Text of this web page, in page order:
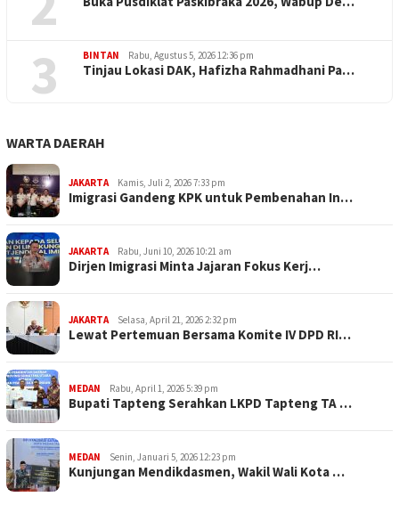
3 BINTAN Rabu, Agustus 5, 2026 12:36 pm
Tinjau Lokasi DAK, Hafizha Rahmadhani Pa…
WARTA DAERAH
JAKARTA Kamis, Juli 2, 2026 7:33 pm
Imigrasi Gandeng KPK untuk Pembenahan In…
JAKARTA Rabu, Juni 10, 2026 10:21 am
Dirjen Imigrasi Minta Jajaran Fokus Kerj…
JAKARTA Selasa, April 21, 2026 2:32 pm
Lewat Pertemuan Bersama Komite IV DPD RI…
MEDAN Rabu, April 1, 2026 5:39 pm
Bupati Tapteng Serahkan LKPD Tapteng TA …
MEDAN Senin, Januari 5, 2026 12:23 pm
Kunjungan Mendikdasmen, Wakil Wali Kota …